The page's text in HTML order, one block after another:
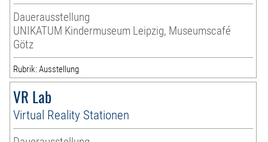
Dauerausstellung
UNIKATUM Kindermuseum Leipzig, Museumscafé
Götz
Rubrik: Ausstellung
VR Lab
Virtual Reality Stationen